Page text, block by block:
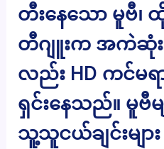
တီးနေသော မူဗီ
တီဂျူးက အကဲဆုံ
လည်း HD ကင်မရ
ရှင်းနေသည်။ မူဗီ
သူ့သူငယ်ချင်းမျာ